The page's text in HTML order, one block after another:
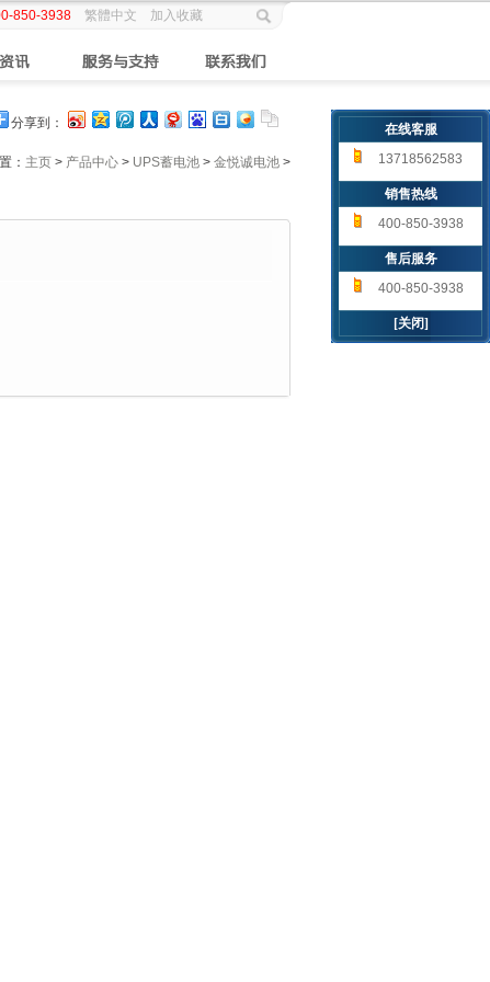
850-3938 繁體中文 加入收藏
分享到：
： 主页 > 产品中心 > UPS蓄电池 > 金悦诚电池 >
在线客服
13718562583
销售热线
400-850-3938
售后服务
400-850-3938
[关闭]